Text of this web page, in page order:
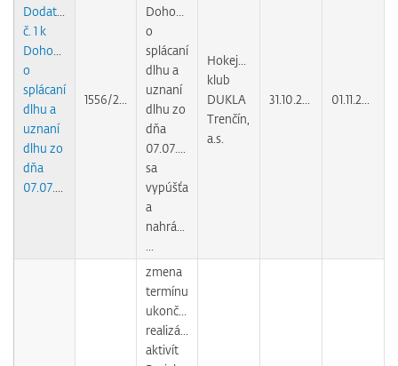
Dodatok
č. 1 k
Dohode
o
splácaní
dlhu a
uznaní
dlhu zo
dňa
Dohody
o
splácaní
dlhu a
uznaní
dlhu zo
dňa
07.07.2011
sa
vypúšťa
a
nahrádza
Hokejový
klub
DUKLA
Trenčín,
a.s.
zmena
termínu
ukončenia
realizácie
aktivít